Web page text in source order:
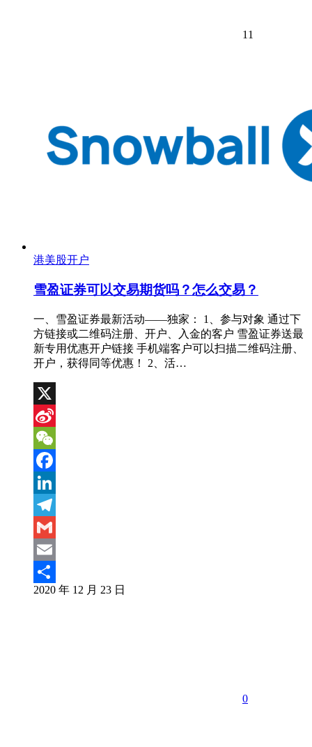
11
港美股开户
雪盈证券可以交易期货吗？怎么交易？
一、雪盈证券最新活动——独家： 1、参与对象 通过下
方链接或二维码注册、开户、入金的客户 雪盈证券送最
新专用优惠开户链接 手机端客户可以扫描二维码注册、
开户，获得同等优惠！ 2、活…
X
Sina
Weibo
WeChat
Facebook
LinkedIn
Telegram
Gmail
Email
分
2020 年 12 月 23 日
0